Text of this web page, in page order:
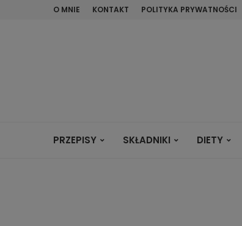
O MNIE KONTAKT POLITYKA PRYWATNOŚCI
PRZEPISY SKŁADNIKI DIETY